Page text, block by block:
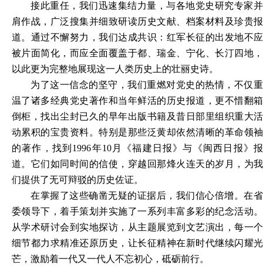
接此重任，我们迅速集结力量，与各地党史研究专家并
肩作战，广泛搜集并细致研读历史文献、档案材料及珍贵报
道。通过不懈努力，我们达成共识：红军长征的出发地不应
被片面简化，而应全面覆盖于都、瑞金、宁化、长汀四地，
以此更为完整地展现这一人类历史上的壮丽史诗。
为了这一信念的坚守，我们重燃对党史的热情，不仅重
温了诸多经典党史著作和当年鲜活的历史报道，更不惜翻箱
倒柜，找出尘封已久的早年出版书籍及昔日部里组织重大活
动累积的宝贵资料。特别是那些泛黄却依然清晰的革命领袖
的著作，找到 1996年10月《福建日报》与《闽西日报》报
道。它们如同时间的信使，穿越回那烽火连天的岁月，为我
们提供了无可辩驳的历史佐证。
在掌握了这些确凿无疑的证据后，我们信心倍增。在省
委领导下，着手策划并实施了一系列丰富多彩的纪念活动。
从学术研讨会到实地探访，从主题展览到文艺演出，每一个
细节都力求精准还原历史，让长征精神在新时代继续闪耀光
芒，激励着一代又一代人不忘初心，砥砺前行。